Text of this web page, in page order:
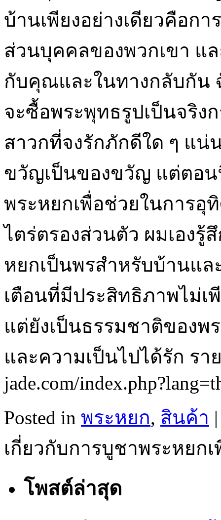
บ้านเพียงอย่างเดียวคือก
ส่วนบุคคลของพวกเขา แ
กับคุณและในทางกลับกัน
จะซื้อพระพุทธรูปเป็นจริง
สาวกที่จงรักภักดีใด ๆ แน่
ขวัญเป็นของขวัญ แต่ตอ
พระหยกเพื่อช่วยในการอุ
ไตร่ตรองส่วนตัว ผมเองรู้
หยกเป็นพรสำหรับบ้านแล
เตือนที่มีประสิทธิภาพไม่เ
แต่ยังเป็นธรรมชาติของพ
และความเป็นไปได้รัก รา
jade.com/
Posted in พระหยก, สินค้า |
เกี่ยวกับการบูชาพระหย
โพสต์ล่าสุด